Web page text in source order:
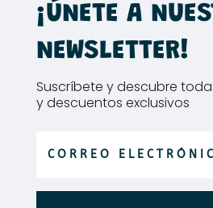
opciones
se
pueden
elegir
en
página
producto
¡ÚNETE A
NEWSLETTER!
Suscríbete y descubre
y descuentos exclusivos